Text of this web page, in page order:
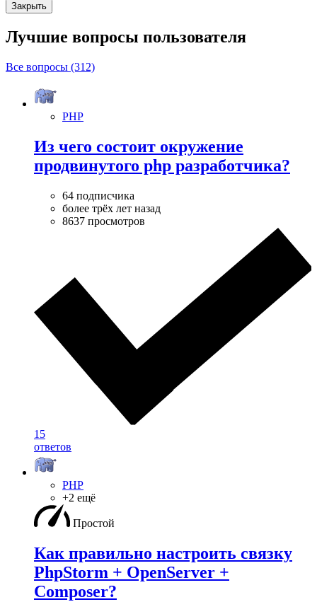
Закрыть
Лучшие вопросы пользователя
Все вопросы (312)
PHP
Из чего состоит окружение
продвинутого php разработчика?
64 подписчика
более трёх лет назад
8637 просмотров
15
ответов
PHP
+2 ещё
Простой
Как правильно настроить связку
PhpStorm + OpenServer +
Composer?